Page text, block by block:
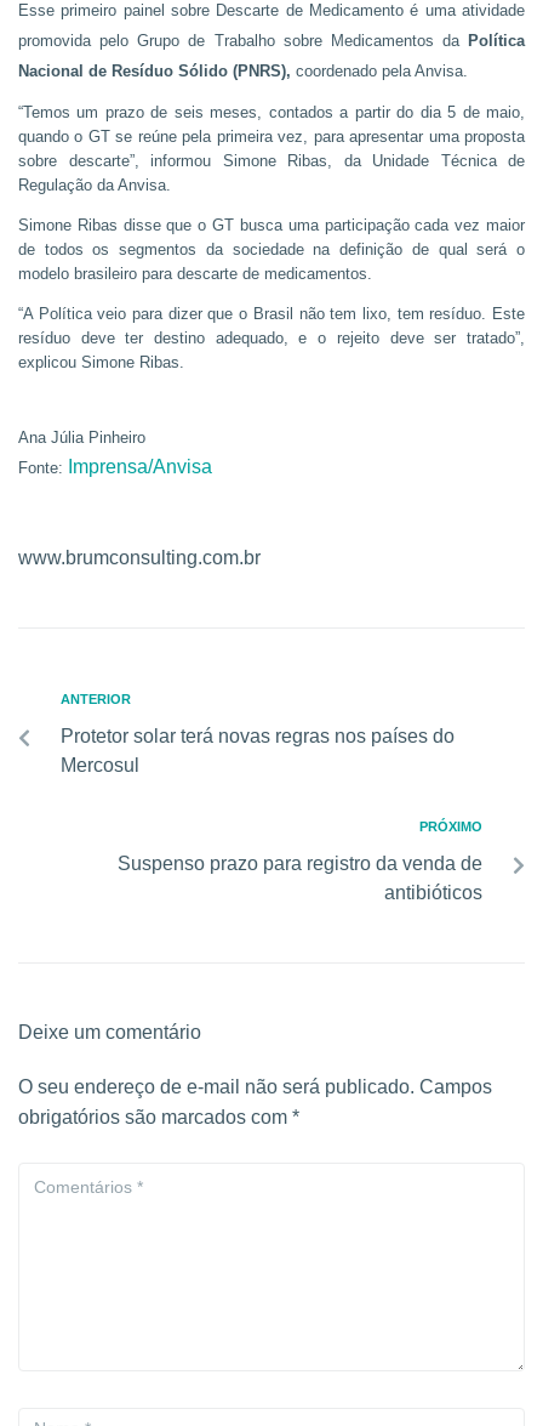
Esse primeiro painel sobre Descarte de Medicamento é uma atividade
promovida pelo Grupo de Trabalho sobre Medicamentos da Política
Nacional de Resíduo Sólido (PNRS), coordenado pela Anvisa.
“Temos um prazo de seis meses, contados a partir do dia 5 de maio,
quando o GT se reúne pela primeira vez, para apresentar uma proposta
sobre descarte”, informou Simone Ribas, da Unidade Técnica de
Regulação da Anvisa.
Simone Ribas disse que o GT busca uma participação cada vez maior
de todos os segmentos da sociedade na definição de qual será o
modelo brasileiro para descarte de medicamentos.
“A Política veio para dizer que o Brasil não tem lixo, tem resíduo. Este
resíduo deve ter destino adequado, e o rejeito deve ser tratado”,
explicou Simone Ribas.
Ana Júlia Pinheiro
Fonte:
Imprensa/Anvisa
www.brumconsulting.com.br
ANTERIOR
Protetor solar terá novas regras nos países do
Mercosul
PRÓXIMO
Suspenso prazo para registro da venda de
antibióticos
Deixe um comentário
O seu endereço de e-mail não será publicado. Campos
obrigatórios são marcados com *